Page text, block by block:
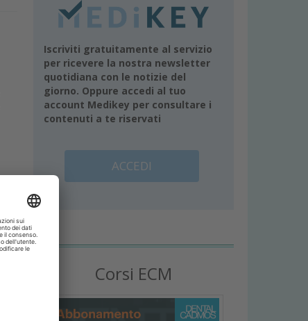
Iscriviti gratuitamente al servizio
per ricevere la nostra newsletter
quotidiana con le notizie del
giorno. Oppure accedi al tuo
account Medikey per consultare i
contenuti a te riservati
ACCEDI
Corsi ECM